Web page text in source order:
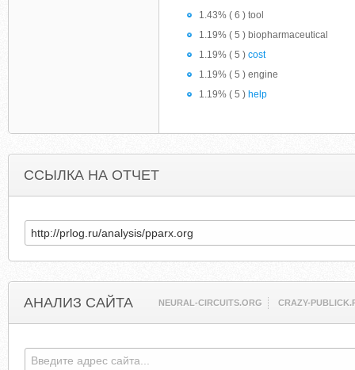
1.43% ( 6 ) tool
1.19% ( 5 ) biopharmaceutical
1.19% ( 5 ) cost
1.19% ( 5 ) engine
1.19% ( 5 ) help
ССЫЛКА НА ОТЧЕТ
АНАЛИЗ САЙТА NEURAL-CIRCUITS.ORG CRAZY-